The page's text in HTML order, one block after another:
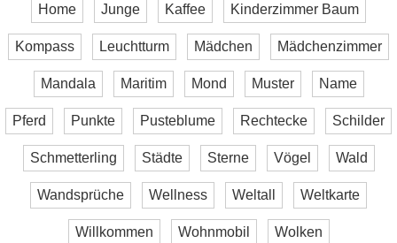
Home Junge Kaffee Kinderzimmer Baum
Kompass Leuchtturm Mädchen Mädchenzimmer
Mandala Maritim Mond Muster Name
Pferd Punkte Pusteblume Rechtecke Schilder
Schmetterling Städte Sterne Vögel Wald
Wandsprüche Wellness Weltall Weltkarte
Willkommen Wohnmobil Wolken